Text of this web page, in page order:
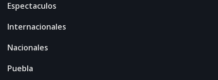
Espectaculos
Internacionales
Nacionales
Puebla